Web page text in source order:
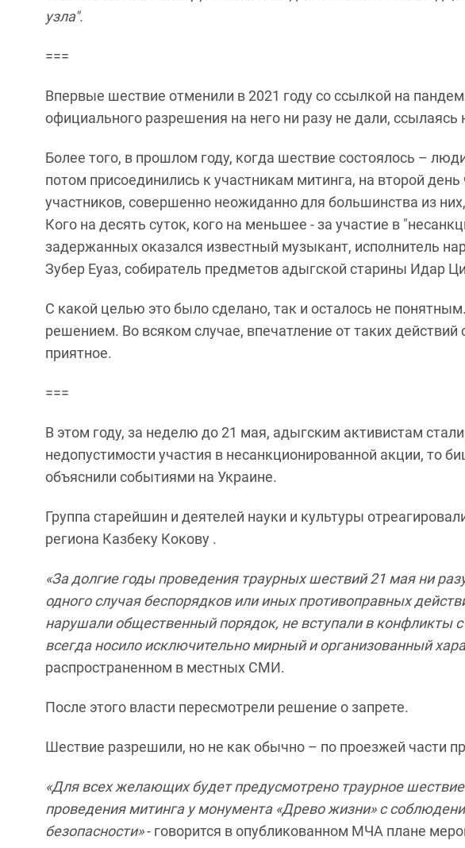
узла".
===
Впервые шествие отменили в 2021 году со ссылкой на
официального разрешения на него ни разу не дали, ссылаясь
Более того, в прошлом году, когда шествие состоялось –
потом присоединились к участникам митинга, на второй день
участников, совершенно неожиданно для большинства из
Кого на десять суток, кого на меньшее - за участие в
задержанных оказался известный музыкант, исполнитель
Зубер Еуаз, собиратель предметов адыгской старины Идар
С какой целью это было сделано, так и осталось не
решением. Во всяком случае, впечатление от таких
приятное.
===
В этом году, за неделю до 21 мая, адыгским активистам
недопустимости участия в несанкционированной акции, то
объяснили событиями на Украине.
Группа старейшин и деятелей науки и культуры
региона Казбеку Кокову .
«За долгие годы проведения траурных шествий 21 мая ни
одного случая беспорядков или иных противоправных
нарушали общественный порядок, не вступали в конфликты
всегда носило исключительно мирный и организованный
распространенном в местных СМИ.
После этого власти пересмотрели решение о запрете.
Шествие разрешили, но не как обычно – по проезжей части
«Для всех желающих будет предусмотрено траурное
проведения митинга у монумента «Древо жизни» с
безопасности»- говорится в опубликованном МЧА плане